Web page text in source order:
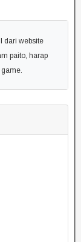
dari website
paito, harap